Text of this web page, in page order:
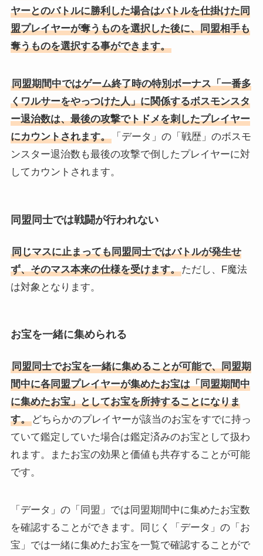
ヤーとのバトルに勝利した場合はバトルを仕掛けた同
盟プレイヤーが奪うものを選択した後に、同盟相手も
奪うものを選択する事ができます。
同盟期間中ではゲーム終了時の特別ボーナス「一番多
くワルサーをやっつけた人」に関係するボスモンスタ
ー退治数は、最後の攻撃でトドメを刺したプレイヤー
にカウントされます。「データ」の「戦歴」のボスモ
ンスター退治数も最後の攻撃で倒したプレイヤーに対
してカウントされます。
同盟同士では戦闘が行われない
同じマスに止まっても同盟同士ではバトルが発生せ
ず、そのマス本来の仕様を受けます。ただし、F魔法
は対象となります。
お宝を一緒に集められる
同盟同士でお宝を一緒に集めることが可能で、同盟期
間中に各同盟プレイヤーが集めたお宝は「同盟期間中
に集めたお宝」としてお宝を所持することになりま
す。どちらかのプレイヤーが該当のお宝をすでに持っ
ていて鑑定していた場合は鑑定済みのお宝として扱わ
れます。またお宝の効果と価値も共存することが可能
です。
「データ」の「同盟」では同盟期間中に集めたお宝数
を確認することができます。同じく「データ」の「お
宝」では一緒に集めたお宝を一覧で確認することがで